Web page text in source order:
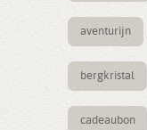
aventurijn
bergkristal
cadeaubon